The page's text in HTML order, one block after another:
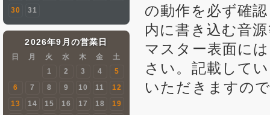
30
31
2026年9月の営業日
日 月 火 水 木 金
土
1
2 3 4
5
6
7 8 9 10 11
12
13
14 15 16 17 18
19
の動作を必ず確
内に書き込む音
マスター表面には
さい。記載して
いただきますの